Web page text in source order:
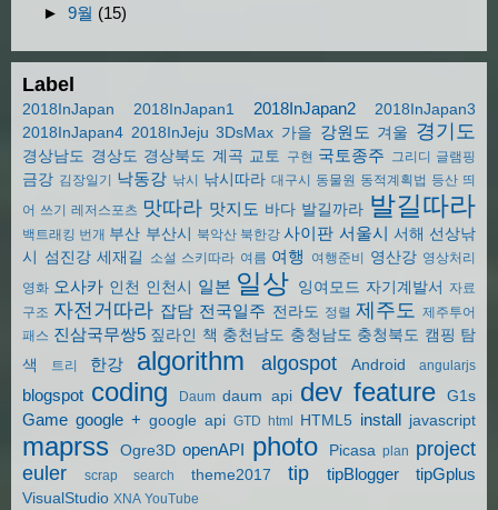
► 9월 (15)
Label
2018InJapan 2018InJapan1 2018InJapan2
2018InJapan3
2018InJapan4 2018InJeju 3DsMax 가을 강원도 겨울 경기도
경상남도 경상도 경상북도 계곡 교토 구현 국토종주 그리디 글램핑
금강 김장일기 낙동강 낚시 낚시따라 대구시 동물원 동적계획법 등산 띄
어 쓰기 레저스포츠 맛따라 맛지도 바다 발길까라 발길따라
백트래킹 번개 부산 부산시 북악산 북한강 사이판 서울시 서해 선상낚
시
섬진강 세재길 소설 스키따라 여름 여행 여행준비 영산강 영상처리
영화 오사카 인천 인천시 일본 일상 잉여모드 자기계발서
자료
구조 자전거따라 잡담 전국일주 전라도 정렬 제주도
제주투어
패스 진삼국무쌍5 짚라인 책 충천남도 충청남도 충청북도 캠핑 탐
색
트리 한강 algorithm algospot Android angularjs
blogspot coding Daum daum api dev feature G1s
Game google + google api GTD html HTML5 install javascript
maprss Ogre3D openAPI photo Picasa plan project
euler
scrap search theme2017 tip tipBlogger tipGplus
VisualStudio XNA YouTube